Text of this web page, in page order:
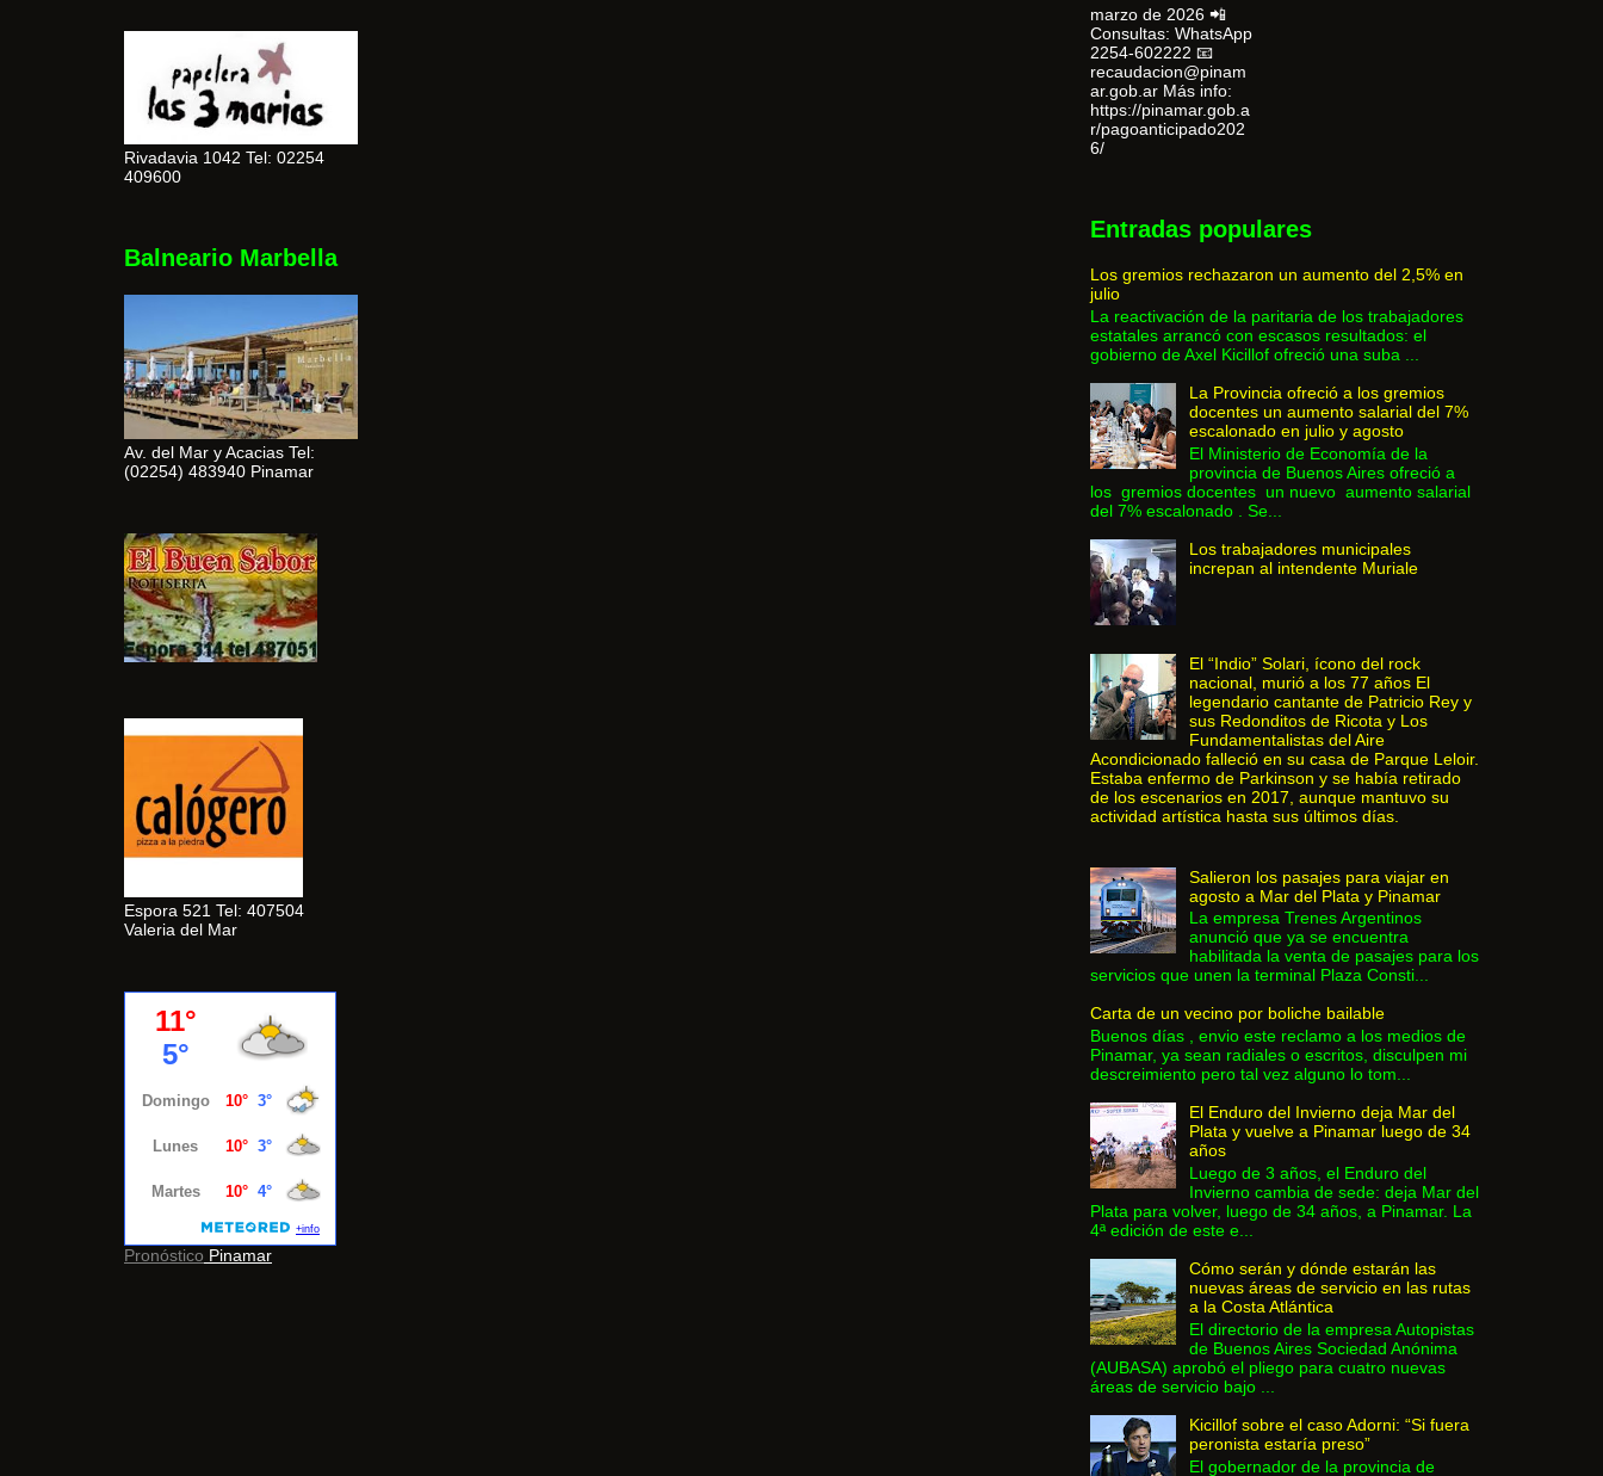
Rivadavia 1042 Tel: 02254
409600
Balneario Marbella
Av. del Mar y Acacias Tel:
(02254) 483940 Pinamar
Espora 521 Tel: 407504
Valeria del Mar
Pronóstico Pinamar
marzo de 2026 📲
Consultas: WhatsApp
2254-602222 📧
recaudacion@pinam
ar.gob.ar Más info:
https://pinamar.gob.a
r/pagoanticipado202
6/
Entradas populares
Los gremios rechazaron un aumento del 2,5% en
julio
La reactivación de la paritaria de los trabajadores
estatales arrancó con escasos resultados: el
gobierno de Axel Kicillof ofreció una suba ...
La Provincia ofreció a los gremios
docentes un aumento salarial del 7%
escalonado en julio y agosto
El Ministerio de Economía de la
provincia de Buenos Aires ofreció a
los gremios docentes un nuevo aumento salarial
del 7% escalonado . Se...
Los trabajadores municipales
increpan al intendente Muriale
El “Indio” Solari, ícono del rock
nacional, murió a los 77 años El
legendario cantante de Patricio Rey y
sus Redonditos de Ricota y Los
Fundamentalistas del Aire
Acondicionado falleció en su casa de Parque Leloir.
Estaba enfermo de Parkinson y se había retirado
de los escenarios en 2017, aunque mantuvo su
actividad artística hasta sus últimos días.
Salieron los pasajes para viajar en
agosto a Mar del Plata y Pinamar
La empresa Trenes Argentinos
anunció que ya se encuentra
habilitada la venta de pasajes para los
servicios que unen la terminal Plaza Consti...
Carta de un vecino por boliche bailable
Buenos días , envio este reclamo a los medios de
Pinamar, ya sean radiales o escritos, disculpen mi
descreimiento pero tal vez alguno lo tom...
El Enduro del Invierno deja Mar del
Plata y vuelve a Pinamar luego de 34
años
Luego de 3 años, el Enduro del
Invierno cambia de sede: deja Mar del
Plata para volver, luego de 34 años, a Pinamar. La
4ª edición de este e...
Cómo serán y dónde estarán las
nuevas áreas de servicio en las rutas
a la Costa Atlántica
El directorio de la empresa Autopistas
de Buenos Aires Sociedad Anónima
(AUBASA) aprobó el pliego para cuatro nuevas
áreas de servicio bajo ...
Kicillof sobre el caso Adorni: “Si fuera
peronista estaría preso”
El gobernador de la provincia de